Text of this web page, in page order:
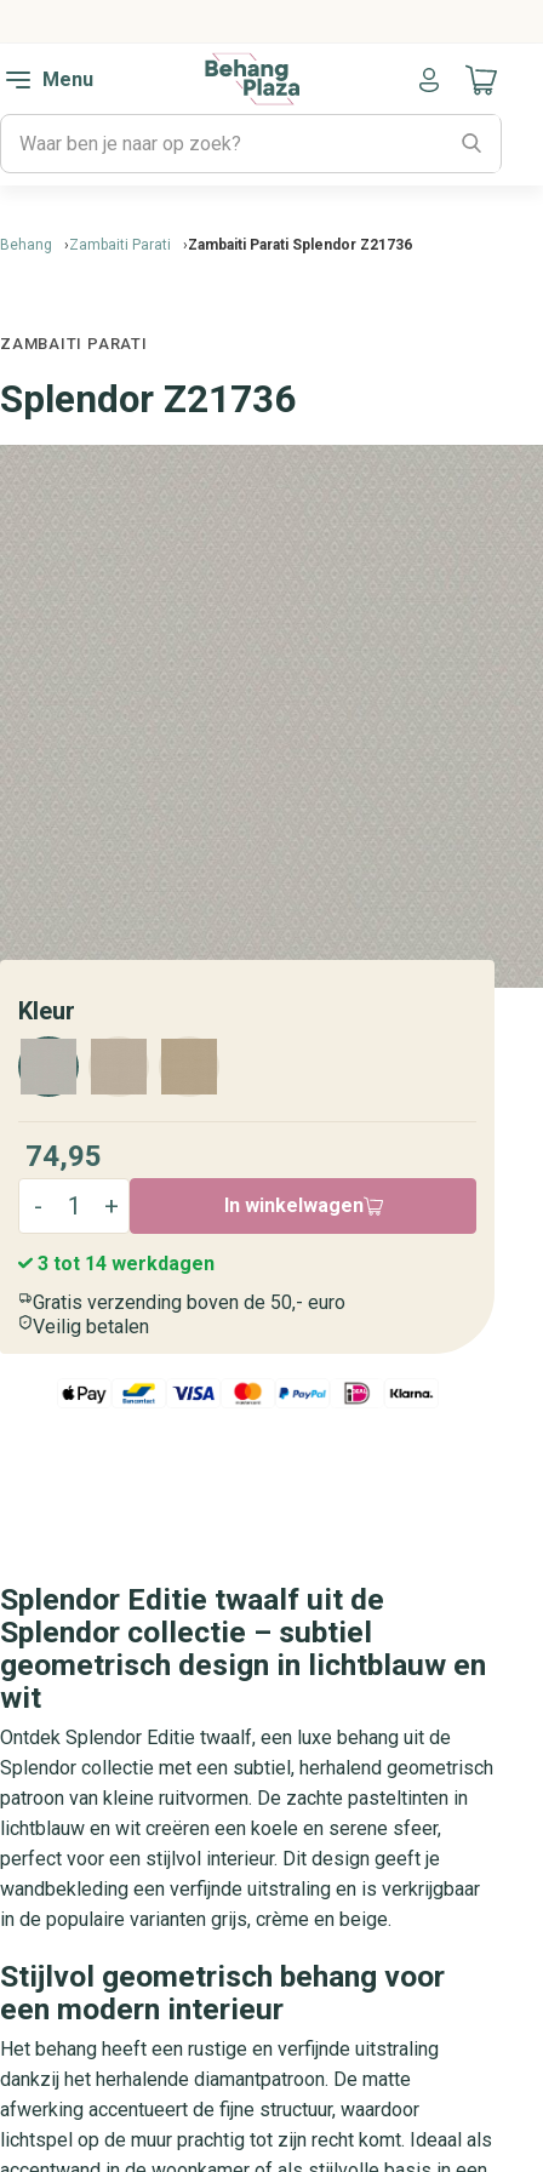
Menu
Naar
Behang Zambaiti Parati Zambaiti Parati Splendor Z21736
ZAMBAITI PARATI
Splendor Z21736
Kleur
74,95
In winkelwagen
3 tot 14 werkdagen
Gratis verzending boven de 50,- euro
Veilig betalen
Splendor Editie twaalf uit de
Splendor collectie – subtiel
geometrisch design in lichtblauw en
wit
Ontdek Splendor Editie twaalf, een luxe behang uit de
Splendor collectie met een subtiel, herhalend geometrisch
patroon van kleine ruitvormen. De zachte pasteltinten in
lichtblauw en wit creëren een koele en serene sfeer,
perfect voor een stijlvol interieur. Dit design geeft je
wandbekleding een verfijnde uitstraling en is verkrijgbaar
in de populaire varianten grijs, crème en beige.
Stijlvol geometrisch behang voor
een modern interieur
Het behang heeft een rustige en verfijnde uitstraling
dankzij het herhalende diamantpatroon. De matte
afwerking accentueert de fijne structuur, waardoor
lichtspel op de muur prachtig tot zijn recht komt. Ideaal als